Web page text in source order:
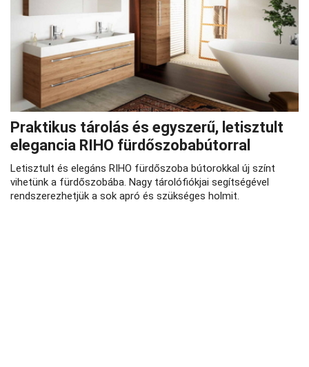
Praktikus tárolás és egyszerű, letisztult
elegancia RIHO fürdőszobabútorral
Letisztult és elegáns RIHO fürdőszoba bútorokkal új színt
vihetünk a fürdőszobába. Nagy tárolófiókjai segítségével
rendszerezhetjük a sok apró és szükséges holmit.